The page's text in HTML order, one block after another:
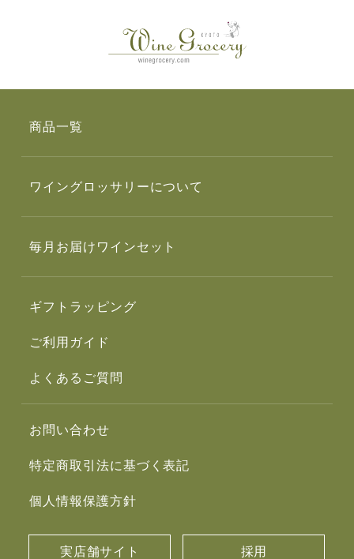
商品一覧
ワイングロッサリーについて
毎月お届けワインセット
ギフトラッピング
ご利用ガイド
よくあるご質問
お問い合わせ
特定商取引法に基づく表記
個人情報保護方針
実店舗サイト 採用